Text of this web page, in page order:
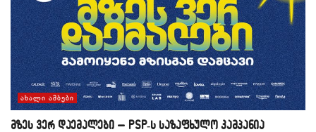
ᲐᲮᲐᲚᲘ ᲐᲛᲑᲔᲑᲘ
მზეს ვერ დაემალები – PSP-ს საზაფხულო კამპანია